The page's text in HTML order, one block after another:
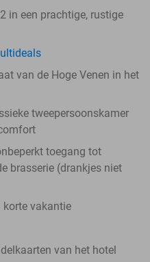
in een prachtige, rustige
van de Hoge Venen in het
tweepersoonskamer
toegang tot
brasserie (drankjes niet
korte vakantie
van het hotel